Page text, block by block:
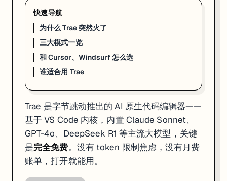
Builder Mode：给 AI 一段项目描述，它从零生成整个项目——
SOLO Mode（Trae 2.0 新增）：最激进的模式。AI 自己拆任务
和 Cursor、Windsurf 怎么选
特性
Cursor
VS Code
VS Code
Claude Sonnet + GPT-4o + DeepSeek Claude + GPT
Agent 模式
SOLO Mode
Composer
5000 次/月免费
响应速度
1.2 秒（最快）
2.3 秒
首次准确率
78%
代码稳定性
中等
快速导航
为什么 Trae 突然火了
三大模式一览
和 Cursor、Windsurf 怎么选
谁适合用 Trae
Trae 是字节跳动推出的 AI 原生代码编辑器——
基于 VS Code 内核，内置 Claude Sonnet、
GPT-4o、DeepSeek R1 等主流大模型，关键
是完全免费。没有 token 限制焦虑，没有月费
账单，打开就能用。